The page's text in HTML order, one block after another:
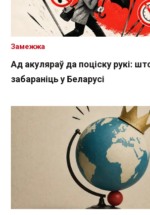
Ад акуляраў да поціску рукі:
забараніць у Беларусі
Замежжа